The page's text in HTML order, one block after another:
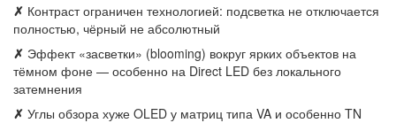
✗ Контраст ограничен технологией: подсветка не отключается
полностью, чёрный не абсолютный
✗ Эффект «засветки» (blooming) вокруг ярких объектов на
тёмном фоне — особенно на Direct LED без локального
затемнения
✗ Углы обзора хуже OLED у матриц типа VA и особенно TN